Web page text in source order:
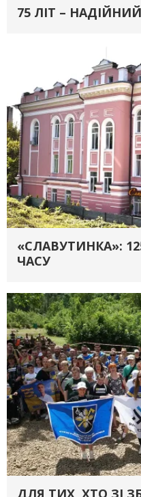
75 ЛІТ –
«СЛАВУТИНКА»:
ЧАСУ